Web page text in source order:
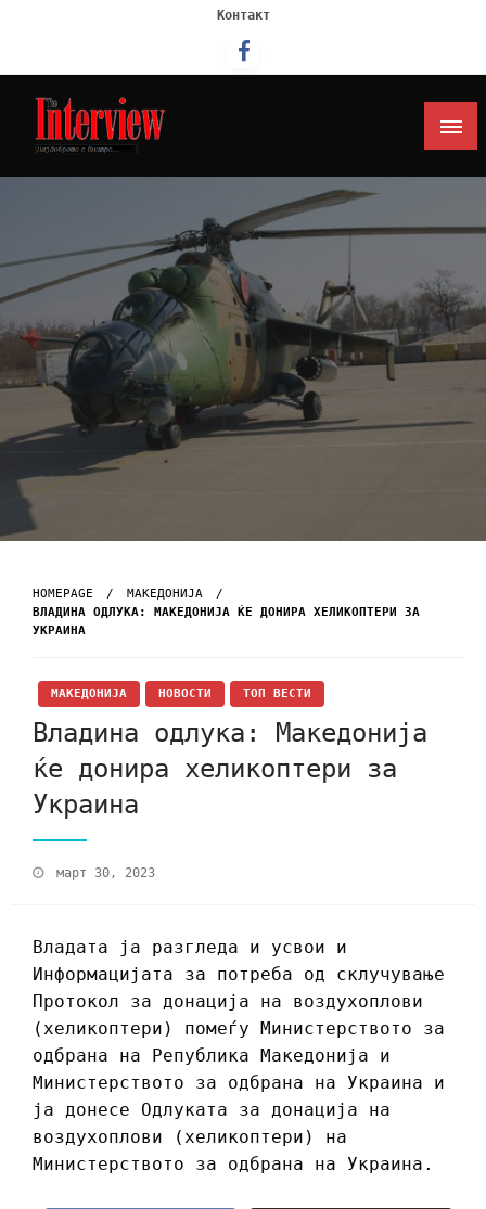
Контакт
Интервју
HOMEPAGE
МАКЕДОНИЈА
ВЛАДИНА ОДЛУКА: МАКЕДОНИЈА ЌЕ ДОНИРА ХЕЛИКОПТЕРИ ЗА
УКРАИНА
МАКЕДОНИЈА НОВОСТИ ТОП ВЕСТИ
Владина одлука: Македонија
ќе донира хеликоптери за
Украина
март 30, 2023
Владата ја разгледа и усвои и
Информацијата за потреба од склучување
Протокол за донација на воздухоплови
(хеликоптери) помеѓу Министерството за
одбрана на Република Македонија и
Министерството за одбрана на Украина и
ја донесе Одлуката за донација на
воздухоплови (хеликоптери) на
Министерството за одбрана на Украина.